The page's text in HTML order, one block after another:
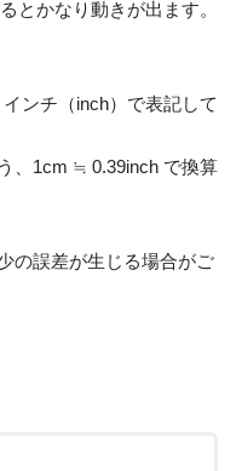
とかなり動きが出ます。
ンチ（inch）で表記して
、1cm ≒ 0.39inch で換算
の誤差が生じる場合がご